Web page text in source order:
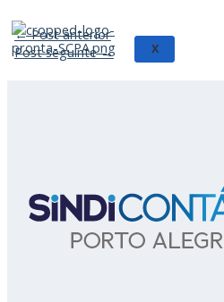
X
←Post anterior
Post seguinte→